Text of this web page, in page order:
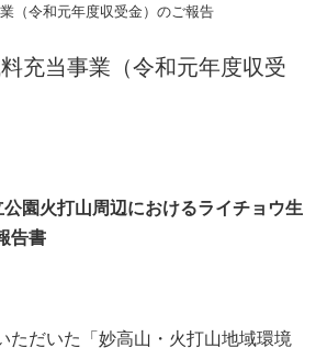
（令和元年度収受金）のご報告
充当事業（令和元年度収受
園火打山周辺におけるライチョウ生
告書
ただいた「妙高山・火打山地域環境